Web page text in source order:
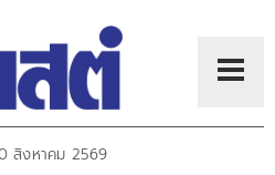
สิงหาคม 2569